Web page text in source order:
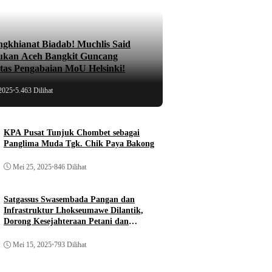
Biadab! Muchlis Said
Aceh Bangkit Guncang
Pengabaian MoU Helsinki!
•5.463 Dilihat
KPA Pusat Tunjuk Chombet sebagai
Panglima Muda Tgk. Chik Paya Bakong
Mei 25, 2025•846 Dilihat
Satgassus Swasembada Pangan dan
Infrastruktur Lhokseumawe Dilantik,
Dorong Kesejahteraan Petani dan
Mei 15, 2025•793 Dilihat